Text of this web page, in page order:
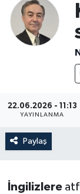
22.06.2026 - 11:13
YAYINLANMA
Paylaş
İngilizlere